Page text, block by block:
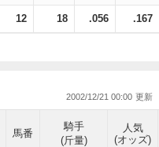
12 18 .056 .167
2002/12/21 00:00
馬番
騎手
(斤量)
人気
(オッズ)